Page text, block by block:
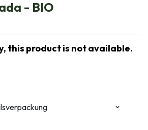
- BIO
this product is not available.